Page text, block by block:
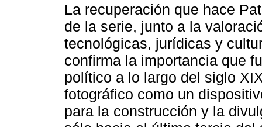
La recuperación que hace
de la serie, junto a la
tecnológicas, jurídicas y
confirma la importancia que
político a lo largo del siglo
fotográfico como un
para la construcción y la